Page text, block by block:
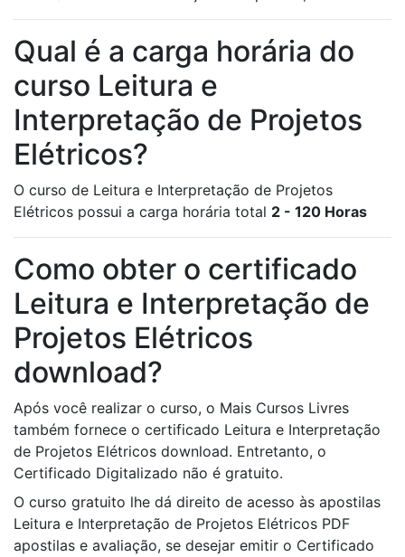
Qual é a carga horária do
curso Leitura e
Interpretação de Projetos
Elétricos?
O curso de Leitura e Interpretação de Projetos
Elétricos possui a carga horária total 2 - 120 Horas
Como obter o certificado
Leitura e Interpretação de
Projetos Elétricos
download?
Após você realizar o curso, o Mais Cursos Livres
também fornece o certificado Leitura e Interpretação
de Projetos Elétricos download. Entretanto, o
Certificado Digitalizado não é gratuito.
O curso gratuito lhe dá direito de acesso às apostilas
Leitura e Interpretação de Projetos Elétricos PDF
apostilas e avaliação, se desejar emitir o Certificado